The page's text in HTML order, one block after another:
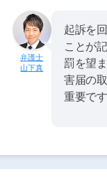
山下真
起訴を
ことが
罰を望
害届の
重要です